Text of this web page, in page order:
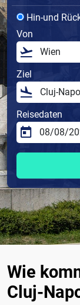
Hin-und
Von
Ziel
Reisedaten
Wie
Cluj-